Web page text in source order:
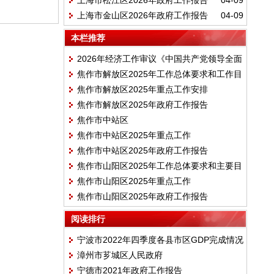
04-09
上海市金山区2026年政府工作报告
本栏推荐
2026年经济工作审议《中国共产党领导全面
依法治国工作条例》
焦作市解放区2025年工作总体要求和工作目
标
焦作市解放区2025年重点工作安排
焦作市解放区2025年政府工作报告
焦作市中站区
焦作市中站区2025年重点工作
焦作市中站区2025年政府工作报告
焦作市山阳区2025年工作总体要求和主要目
标
焦作市山阳区2025年重点工作
焦作市山阳区2025年政府工作报告
阅读排行
宁波市2022年四季度各县市区GDP完成情况
漳州市芗城区人民政府
宁德市2021年政府工作报告